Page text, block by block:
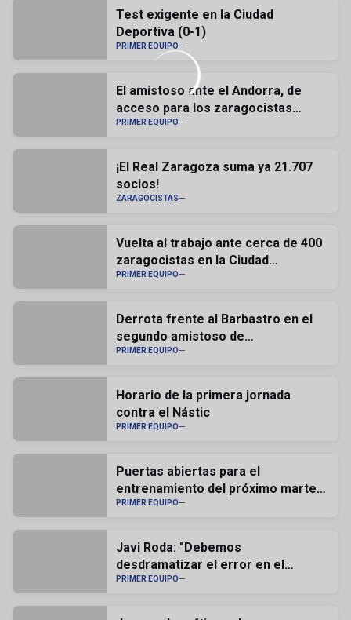
Test exigente en la Ciudad
Deportiva (0-1)
PRIMER EQUIPO
El amistoso ante el Andorra, de
acceso para los zaragocistas
abonados
PRIMER EQUIPO
¡El Real Zaragoza suma ya 21.707
socios!
ZARAGOCISTAS
Vuelta al trabajo ante cerca de 400
zaragocistas en la Ciudad
Deportiva
PRIMER EQUIPO
Derrota frente al Barbastro en el
segundo amistoso de
pretemporada (1-2)
PRIMER EQUIPO
Horario de la primera jornada
contra el Nástic
PRIMER EQUIPO
Puertas abiertas para el
entrenamiento del próximo martes
en la Ciudad Deportiva
PRIMER EQUIPO
Javi Roda: "Debemos
desdramatizar el error en el
portero"
PRIMER EQUIPO